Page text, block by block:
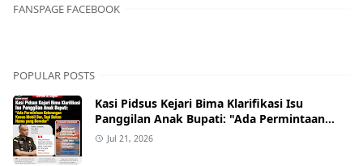
FANSPAGE FACEBOOK
POPULAR POSTS
Kasi Pidsus Kejari Bima Klarifikasi Isu
Panggilan Anak Bupati: "Ada Permintaan
Keterangan Kasus Mobil Bor, Tapi Bukan
Jul 21, 2026